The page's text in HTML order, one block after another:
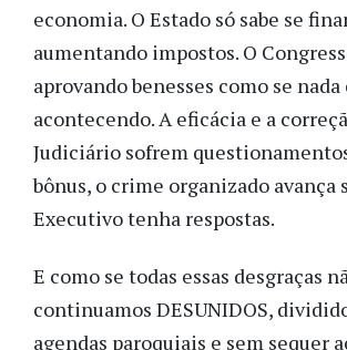
economia. O Estado só sabe se
aumentando impostos. O
aprovando benesses como se
acontecendo. A eficácia e a
Judiciário sofrem
bônus, o crime organizado avança
Executivo tenha respostas.
E como se todas essas desgraças
continuamos DESUNIDOS,
agendas paroquiais e sem sequer